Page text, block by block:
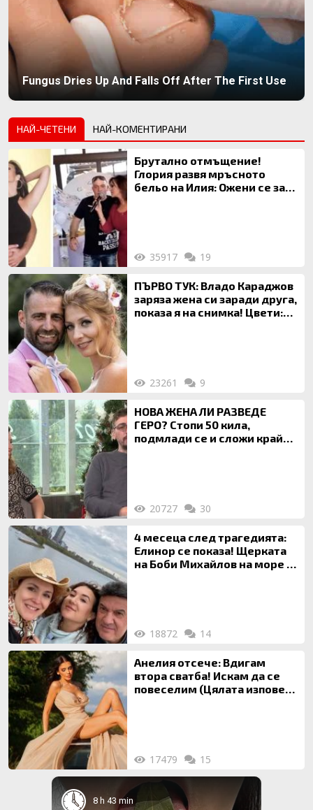
Fungus Dries Up And Falls Off After The First Use
НАЙ-ЧЕТЕНИ НАЙ-КОМЕНТИРАНИ
Брутално отмъщение!
Глория развя мръсното
бельо на Илия: Ожени се за
35917 19
ПЪРВО ТУК: Владо Караджов
заряза жена си заради друга,
показа я на снимка! Цвети:
23261 9
НОВА ЖЕНА ЛИ РАЗВЕДЕ
ГЕРО? Стопи 50 кила,
подмлади се и сложи край
20727 30
4 месеца след трагедията:
Елинор се показа! Щерката
на Боби Михайлов на море с
18872 14
Анелия отсече: Вдигам
втора сватба! Искам да се
повеселим (Цялата изповед
17479 15
8 h 43 min